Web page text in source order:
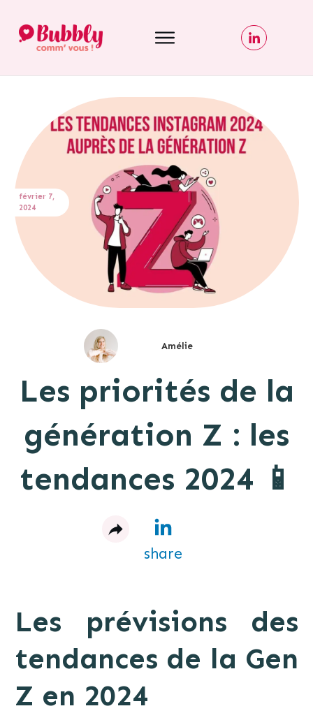
février 7,
2024
Amélie
Les priorités de la
génération Z : les
tendances 2024 📱
share
Les prévisions des
tendances de la Gen
Z en 2024